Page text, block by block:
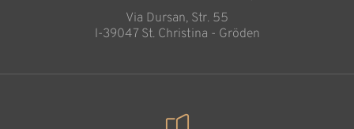
Via Dursan, Str. 55
l-39047 St. Christina - Gröden